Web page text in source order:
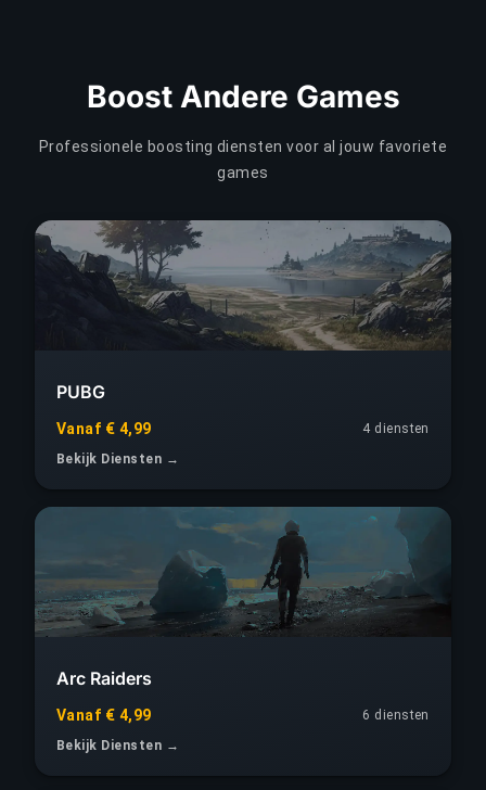
Boost Andere Games
Professionele boosting diensten voor al jouw favoriete
games
PUBG
Vanaf € 4,99
4 diensten
Bekijk Diensten →
Arc Raiders
Vanaf € 4,99
6 diensten
Bekijk Diensten →